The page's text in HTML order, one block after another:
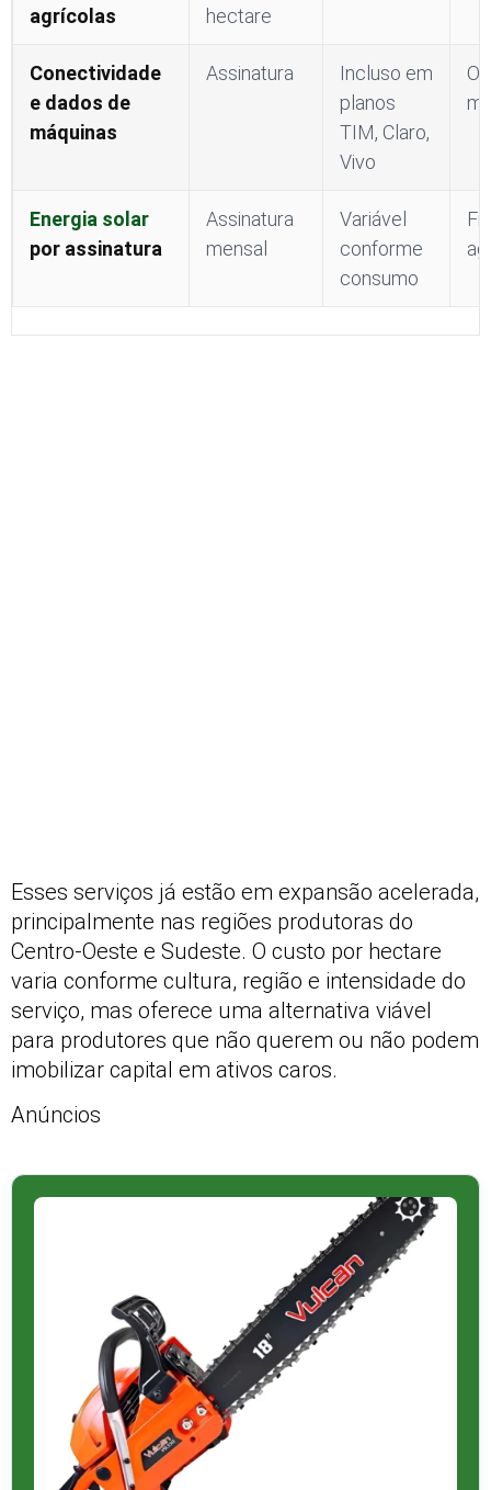
agrícolas hectare
Conectividade
e dados de
máquinas
Assinatura
Incluso em
planos
TIM, Claro,
Vivo
Energia solar
por assinatura
Assinatura
mensal
Variável
conforme
consumo
Esses serviços já estão em expansão acelerada,
principalmente nas regiões produtoras do
Centro-Oeste e Sudeste. O custo por hectare
varia conforme cultura, região e intensidade do
serviço, mas oferece uma alternativa viável
para produtores que não querem ou não podem
imobilizar capital em ativos caros.
Anúncios